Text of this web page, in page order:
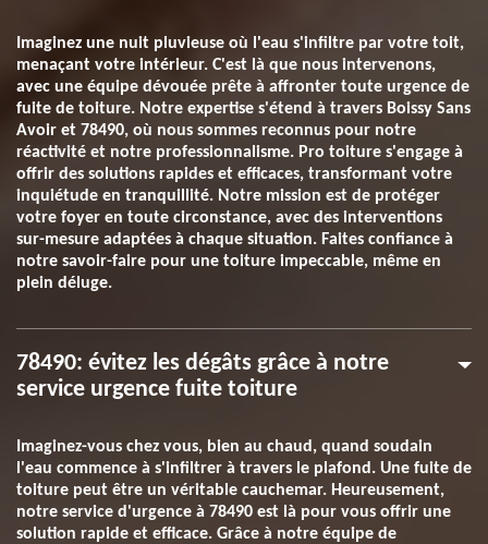
Imaginez une nuit pluvieuse où l'eau s'infiltre par votre toit,
menaçant votre intérieur. C'est là que nous intervenons,
avec une équipe dévouée prête à affronter toute urgence de
fuite de toiture. Notre expertise s'étend à travers Boissy Sans
Avoir et 78490, où nous sommes reconnus pour notre
réactivité et notre professionnalisme. Pro toiture s'engage à
offrir des solutions rapides et efficaces, transformant votre
inquiétude en tranquillité. Notre mission est de protéger
votre foyer en toute circonstance, avec des interventions
sur-mesure adaptées à chaque situation. Faites confiance à
notre savoir-faire pour une toiture impeccable, même en
plein déluge.
78490: évitez les dégâts grâce à notre
service urgence fuite toiture
Imaginez-vous chez vous, bien au chaud, quand soudain
l'eau commence à s'infiltrer à travers le plafond. Une fuite de
toiture peut être un véritable cauchemar. Heureusement,
notre service d'urgence à 78490 est là pour vous offrir une
solution rapide et efficace. Grâce à notre équipe de